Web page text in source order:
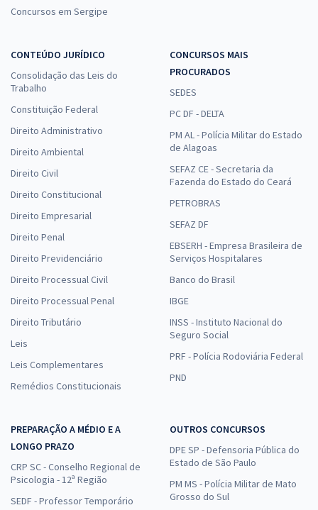
Concursos em Sergipe
CONTEÚDO JURÍDICO
Consolidação das Leis do
Trabalho
Constituição Federal
Direito Administrativo
Direito Ambiental
Direito Civil
Direito Constitucional
Direito Empresarial
Direito Penal
Direito Previdenciário
Direito Processual Civil
Direito Processual Penal
Direito Tributário
Leis
Leis Complementares
Remédios Constitucionais
CONCURSOS MAIS
PROCURADOS
SEDES
PC DF - DELTA
PM AL - Polícia Militar do Estado
de Alagoas
SEFAZ CE - Secretaria da
Fazenda do Estado do Ceará
PETROBRAS
SEFAZ DF
EBSERH - Empresa Brasileira de
Serviços Hospitalares
Banco do Brasil
IBGE
INSS - Instituto Nacional do
Seguro Social
PRF - Polícia Rodoviária Federal
PND
PREPARAÇÃO A MÉDIO E A
LONGO PRAZO
CRP SC - Conselho Regional de
Psicologia - 12ª Região
SEDF - Professor Temporário
OUTROS CONCURSOS
DPE SP - Defensoria Pública do
Estado de São Paulo
PM MS - Polícia Militar de Mato
Grosso do Sul